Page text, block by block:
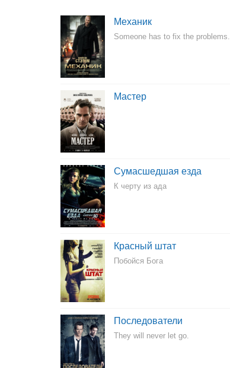
Механик
Someone has to fix the problems.
Мастер
Сумасшедшая езда
К черту из ада
Красный штат
Побойся Бога
Последователи
They will never let go.